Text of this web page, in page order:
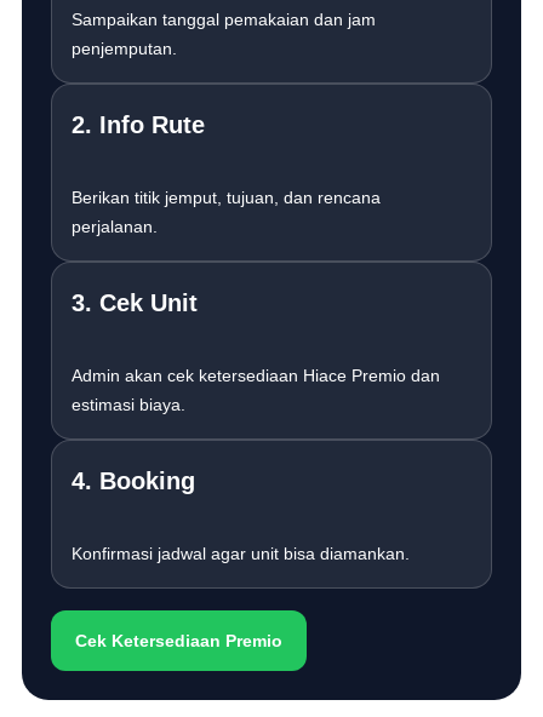
Sampaikan tanggal pemakaian dan jam
penjemputan.
2. Info Rute
Berikan titik jemput, tujuan, dan rencana
perjalanan.
3. Cek Unit
Admin akan cek ketersediaan Hiace Premio dan
estimasi biaya.
4. Booking
Konfirmasi jadwal agar unit bisa diamankan.
Cek Ketersediaan Premio